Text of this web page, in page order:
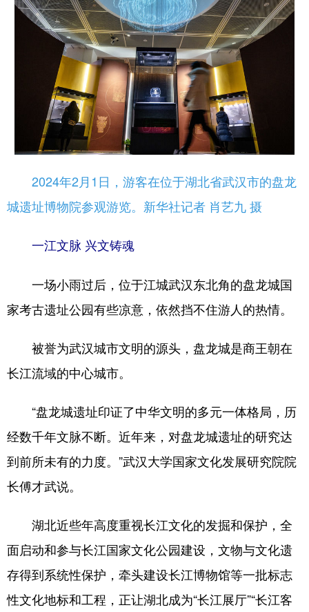
2024年2月1日，游客在位于湖北省武汉市的盘龙
城遗址博物院参观游览。新华社记者 肖艺九 摄
一江文脉 兴文铸魂
一场小雨过后，位于江城武汉东北角的盘龙城国
家考古遗址公园有些凉意，依然挡不住游人的热情。
被誉为武汉城市文明的源头，盘龙城是商王朝在
长江流域的中心城市。
“盘龙城遗址印证了中华文明的多元一体格局，历
经数千年文脉不断。近年来，对盘龙城遗址的研究达
到前所未有的力度。”武汉大学国家文化发展研究院院
长傅才武说。
湖北近些年高度重视长江文化的发掘和保护，全
面启动和参与长江国家文化公园建设，文物与文化遗
存得到系统性保护，牵头建设长江博物馆等一批标志
性文化地标和工程，正让湖北成为“长江展厅”“长江客